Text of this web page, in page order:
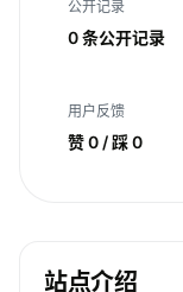
公开记录
0 条公开记录
用户反馈
赞 0 / 踩 0
站点介绍